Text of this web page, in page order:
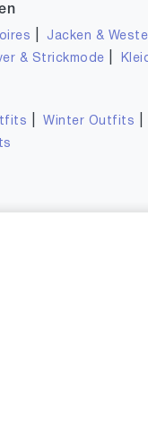
Jacken &
& Strickmode
|Winter Outfits